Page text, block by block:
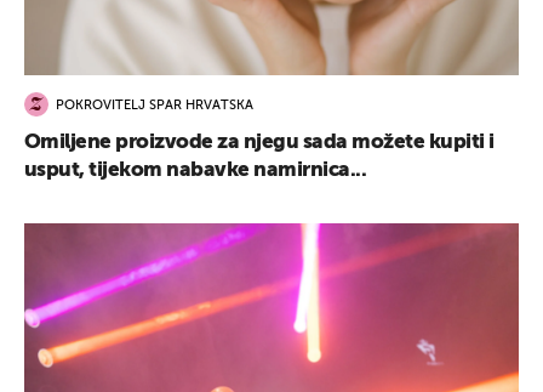
POKROVITELJ SPAR HRVATSKA
Omiljene proizvode za njegu sada možete kupiti i
usput, tijekom nabavke namirnica...